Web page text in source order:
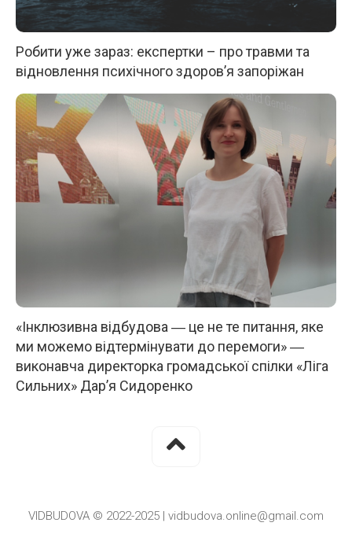
Робити уже зараз: експертки – про травми та
відновлення психічного здоров’я запоріжан
«Інклюзивна відбудова ― це не те питання, яке
ми можемо відтермінувати до перемоги» ―
виконавча директорка громадської спілки «Ліга
Сильних» Дар’я Сидоренко
VIDBUDOVA © 2022-2025 | vidbudova.online@gmail.com